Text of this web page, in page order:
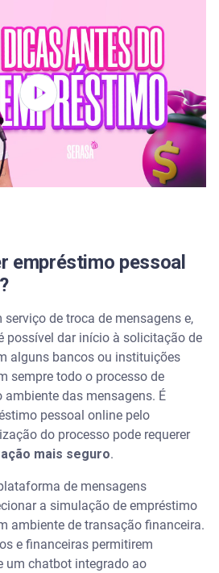
pelo WhatsApp?
de luz pelo WhatsApp: como
e busque opções para
empréstimo pessoal
de troca de mensagens e,
possível dar início à solicitação de
alguns bancos ou instituições
sempre todo o processo de
das mensagens. É
pessoal online pelo
do processo pode requerer
mais seguro.
de mensagens
a simulação de empréstimo
ambiente de transação financeira.
e financeiras permitirem
um chatbot integrado ao